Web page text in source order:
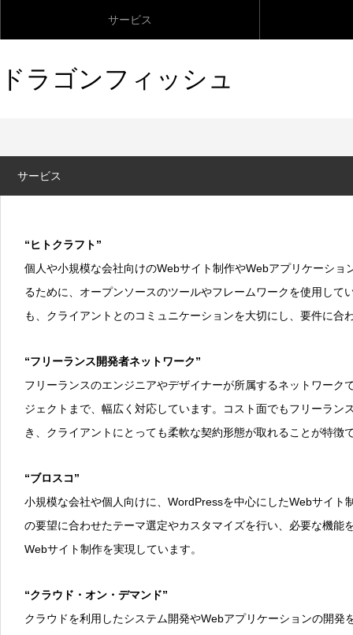
サービス
ドラゴンフィッシュ
サービス
“ヒトクラフト”
個人や小規模な会社向けのWebサイト制作やWebアプリケーシ
るために、オープンソースのツールやフレームワークを使用して
も、クライアントとのコミュニケーションを大切にし、要件に合
“フリーランス開発者ネットワーク”
フリーランスのエンジニアやデザイナーが所属するネットワーク
ジェクトまで、幅広く対応しています。コスト面でもフリーラン
き、クライアントにとっても柔軟な契約形態が取れることが特徴
“ブロスコ”
小規模な会社や個人向けに、WordPressを中心にしたWebサイト
の要望に合わせたテーマ選定やカスタマイズを行い、必要な機能
Webサイト制作を実現しています。
“クラウド・オン・デマンド”
クラウドを利用したシステム開発やWebアプリケーションの開発